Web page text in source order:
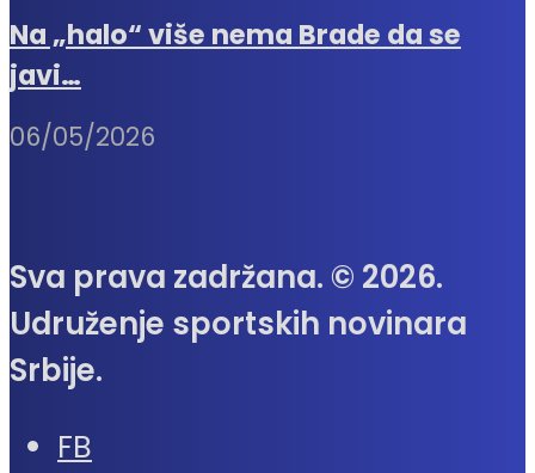
Na „halo“ više nema Brade da se
javi…
06/05/2026
Sva prava zadržana. © 2026.
Udruženje sportskih novinara
Srbije.
FB